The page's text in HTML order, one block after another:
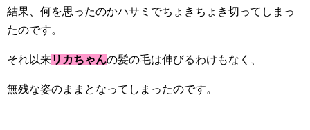
結果、何を思ったのかハサミでちょきちょき切ってしまっ
たのです。
それ以来リカちゃんの髪の毛は伸びるわけもなく、
無残な姿のままとなってしまったのです。